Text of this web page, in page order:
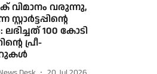
വിമാനം വരുന്നു,
ലഭിച്ചത് 100 കോടി
പ്രീ-